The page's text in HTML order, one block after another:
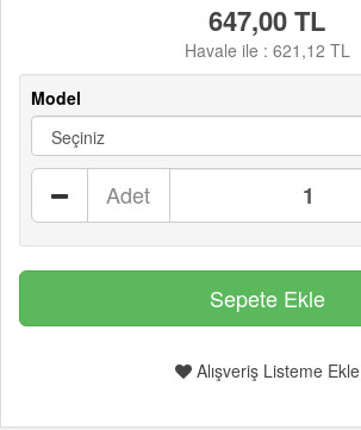
647,00 TL
Havale ile : 621,12 TL
Model
Adet
Alışveriş Listeme Ekle